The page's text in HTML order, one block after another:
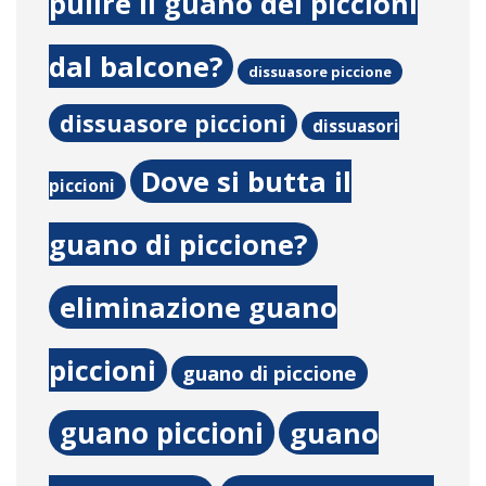
dal balcone?
dissuasore piccione
dissuasore piccioni dissuasori
piccioni
Dove si butta il
guano di piccione?
eliminazione guano
piccioni
guano di piccione
guano piccioni
guano